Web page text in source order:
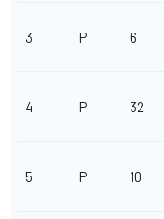
3 P 6
4 P 32
5 P 10